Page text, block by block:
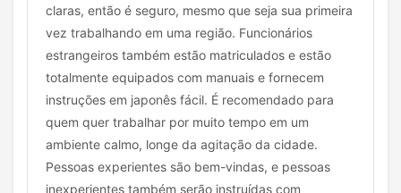
claras, então é seguro, mesmo que seja sua primeira
vez trabalhando em uma região. Funcionários
estrangeiros também estão matriculados e estão
totalmente equipados com manuais e fornecem
instruções em japonês fácil. É recomendado para
quem quer trabalhar por muito tempo em um
ambiente calmo, longe da agitação da cidade.
Pessoas experientes são bem-vindas, e pessoas
inexperientes também serão instruídas com